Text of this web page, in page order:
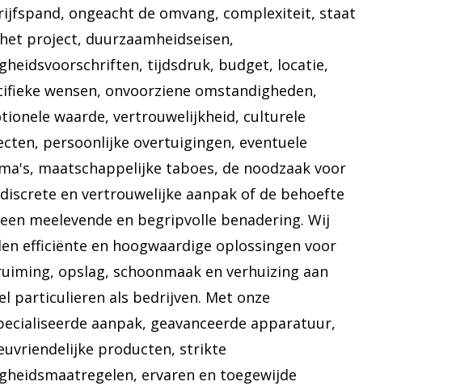
ongeacht de omvang, complexiteit, staat
project, duurzaamheidseisen,
tijdsdruk, budget, locatie,
wensen, onvoorziene omstandigheden,
waarde, vertrouwelijkheid, culturele
persoonlijke overtuigingen, eventuele
maatschappelijke taboes, de noodzaak voor
en vertrouwelijke aanpak of de behoefte
meelevende en begripvolle benadering. Wij
efficiënte en hoogwaardige oplossingen voor
opslag, schoonmaak en verhuizing aan
particulieren als bedrijven. Met onze
aanpak, geavanceerde apparatuur,
producten, strikte
ervaren en toegewijde